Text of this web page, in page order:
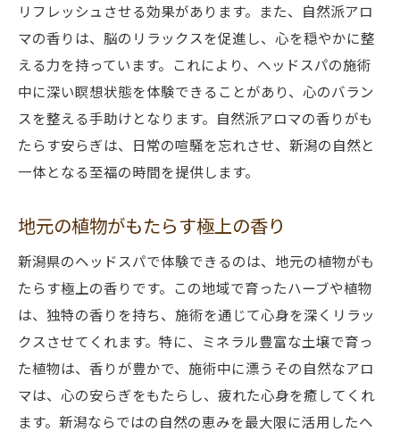
リフレッシュさせる効果があります。また、自然派アロ
マの香りは、脳のリラックスを促進し、心を穏やかに整
える力を持っています。これにより、ヘッドスパの施術
中に深い瞑想状態を体験できることがあり、心のバラン
スを整える手助けとなります。自然派アロマの香りがも
たらす安らぎは、日常の喧騒を忘れさせ、新潟の自然と
一体となる至福の時間を提供します。
地元の植物がもたらす極上の香り
新潟県のヘッドスパで体験できるのは、地元の植物がも
たらす極上の香りです。この地域で育ったハーブや植物
は、独特の香りを持ち、施術を通じて心身を深くリラッ
クスさせてくれます。特に、ミネラル豊富な土壌で育っ
た植物は、香りが豊かで、施術中に漂うその自然なアロ
マは、心の安らぎをもたらし、疲れた心身を癒してくれ
ます。新潟ならではの自然の恵みを最大限に活用したヘ